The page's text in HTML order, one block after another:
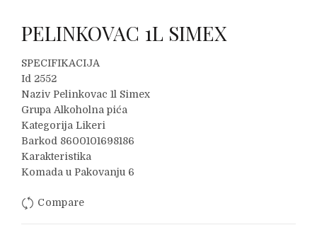
PELINKOVAC 1L SIMEX
SPECIFIKACIJA
Id 2552
Naziv Pelinkovac 1l Simex
Grupa Alkoholna pića
Kategorija Likeri
Barkod 8600101698186
Karakteristika
Komada u Pakovanju 6
Compare